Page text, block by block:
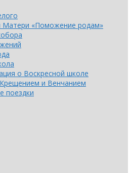
Матери «Поможение родам»
о Воскресной школе
и Венчанием
поездки